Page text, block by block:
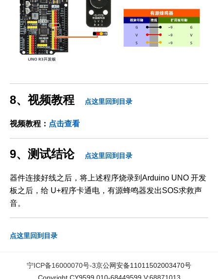
8、视频教程 点这里回到目录
视频教程： 点击查看
9、测试结论 点这里回到目录
器件连接好线之后，将上述程序烧录到Arduino UNO 开发
板之后，给 U+程序卡通电，有源蜂鸣器发出SOS求救声
音。
点这里回到目录
宁ICP备16000070号-3京公网安备11011502003470号